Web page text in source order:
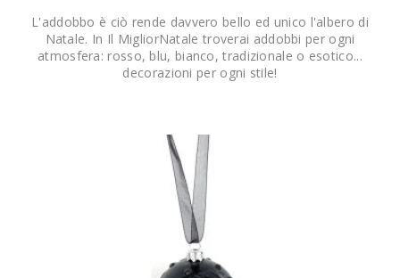
L'addobbo è ciò rende davvero bello ed unico l'albero di
Natale. In Il MigliorNatale troverai addobbi per ogni
atmosfera: rosso, blu, bianco, tradizionale o esotico...
decorazioni per ogni stile!